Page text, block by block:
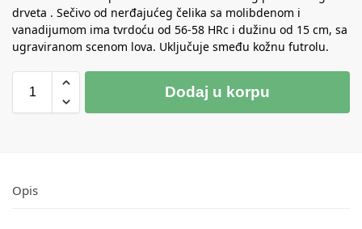
drveta . Sečivo od nerđajućeg čelika sa molibdenom i
vanadijumom ima tvrdoću od 56-58 HRc i dužinu od 15 cm, sa
ugraviranom scenom lova. Uključuje smeđu kožnu futrolu.
Dodaj u korpu
Opis